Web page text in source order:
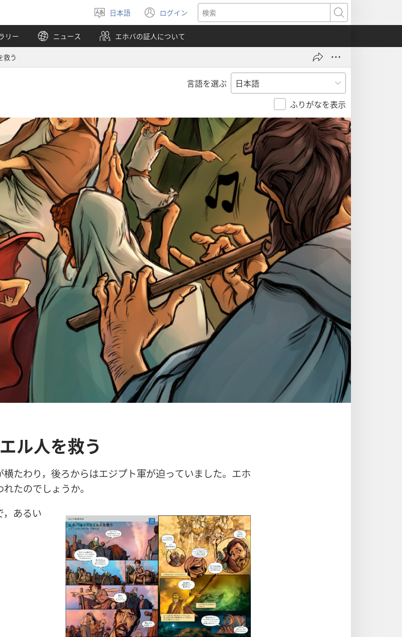
言
語
を
選
日本語 ログイン
（新
し
い
タ
で
検
索
リー ニュース エホバの証人について
救う
言語を選ぶ
ふりがなを表示
ル人を救う
横たわり， 後ろからはエジプト軍が迫っていました。エホ
れたのでしょうか。
，あるい